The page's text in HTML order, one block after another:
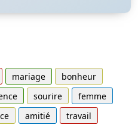
mariage
bonheur
sourire
femme
amitié
travail